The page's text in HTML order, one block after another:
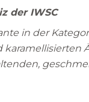
der IWSC
in der